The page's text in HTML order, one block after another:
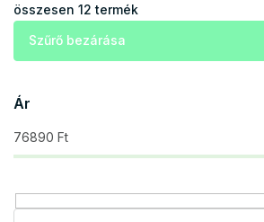
k
e
n
d
e
é
s
összesen 12 termék
Szűrő bezárása
Ár
76890 Ft